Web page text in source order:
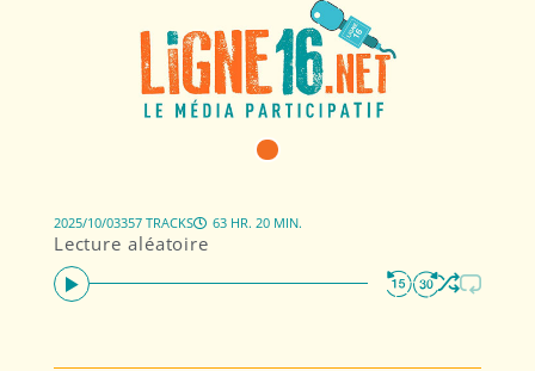
Lecture aléatoire
2025/10/03357 TRACKS 63 HR. 20 MIN.